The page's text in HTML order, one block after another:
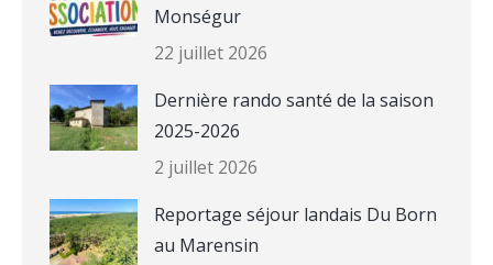
Monségur
22 juillet 2026
Dernière rando santé de la saison
2025-2026
2 juillet 2026
Reportage séjour landais Du Born
au Marensin